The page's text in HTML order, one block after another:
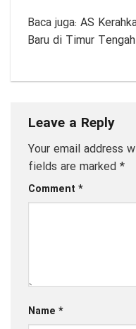
Baca juga: AS
Baru di Timur Tengah
Leave a Reply
Your email address
fields are marked *
Comment *
Name *